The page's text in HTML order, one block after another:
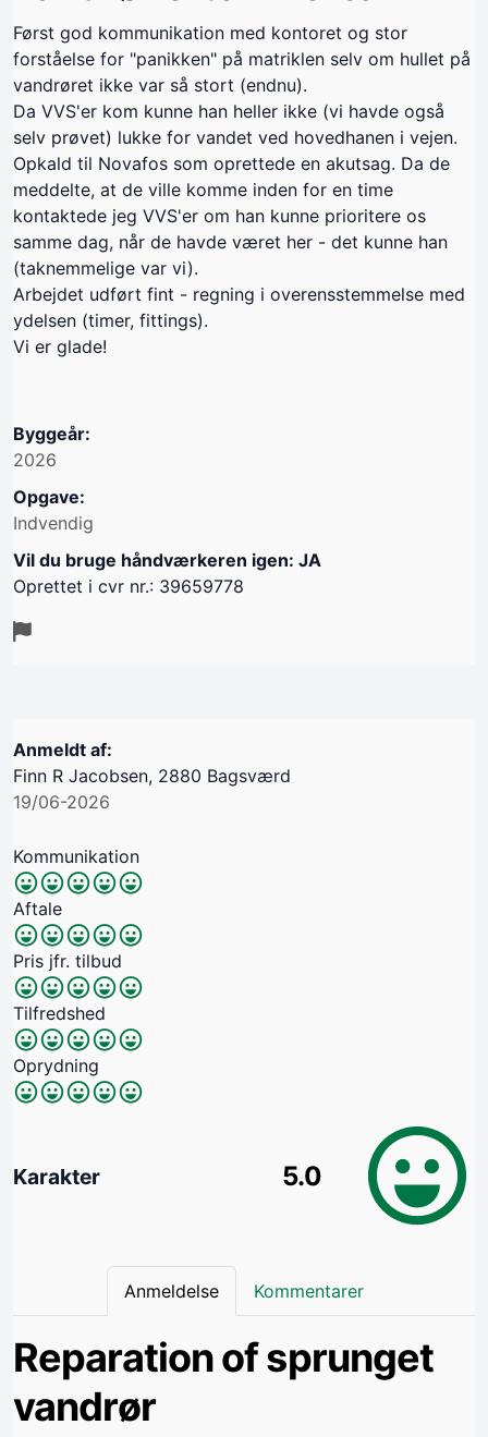
Først god kommunikation med kontoret og stor
forståelse for "panikken" på matriklen selv om hullet på
vandrøret ikke var så stort (endnu).
Da VVS'er kom kunne han heller ikke (vi havde også
selv prøvet) lukke for vandet ved hovedhanen i vejen.
Opkald til Novafos som oprettede en akutsag. Da de
meddelte, at de ville komme inden for en time
kontaktede jeg VVS'er om han kunne prioritere os
samme dag, når de havde været her - det kunne han
(taknemmelige var vi).
Arbejdet udført fint - regning i overensstemmelse med
ydelsen (timer, fittings).
Vi er glade!
Byggeår:
2026
Opgave:
Indvendig
Vil du bruge håndværkeren igen: JA
Oprettet i cvr nr.: 39659778
Anmeldt af:
Finn R Jacobsen, 2880 Bagsværd
19/06-2026
Kommunikation
Aftale
Pris jfr. tilbud
Tilfredshed
Oprydning
Karakter 5.0
Anmeldelse Kommentarer
Reparation of sprunget
vandrør